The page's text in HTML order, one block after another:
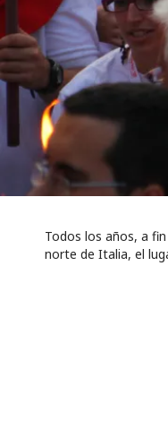
Todos los años, a
norte de Italia, el